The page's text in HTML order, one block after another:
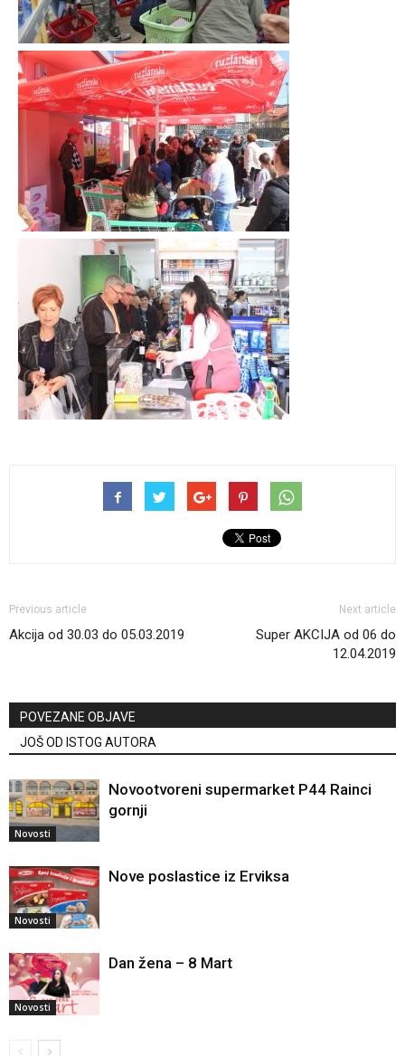
Previous article
Akcija od 30.03 do 05.03.2019
Next article
Super AKCIJA od 06 do
12.04.2019
POVEZANE OBJAVE
JOŠ OD ISTOG AUTORA
Novosti
Novootvoreni supermarket P44 Rainci
gornji
Novosti
Nove poslastice iz Erviksa
Novosti
Dan žena – 8 Mart